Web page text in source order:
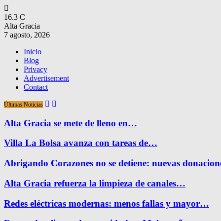
16.3 C
Alta Gracia
7 agosto, 2026
Inicio
Blog
Privacy
Advertisement
Contact
Últimas Noticias
Alta Gracia se mete de lleno en…
Villa La Bolsa avanza con tareas de…
Abrigando Corazones no se detiene: nuevas
Alta Gracia refuerza la limpieza de canales…
Redes eléctricas modernas: menos fallas y mayor…